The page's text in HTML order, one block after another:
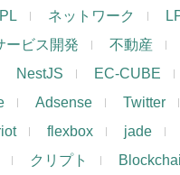
PL ネットワーク
ービス開発 不動産
NestJS EC-CUBE
Adsense Twitter
flexbox jade
クリプト